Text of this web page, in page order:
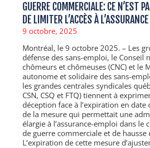
GUERRE COMMERCIALE: CE N’EST
DE LIMITER L’ACCÈS À
9 octobre, 2025
Montréal, le 9 octobre 2025. – Les
défense des sans-emploi, le Conseil
chômeurs et chômeuses (CNC) et le
autonome et solidaire des sans-
les grandes centrales syndicales
CSN, CSQ et FTQ) tiennent à
déception face à l’expiration en
de la mesure qui permettait une
élargie à l’assurance-emploi dans le
de guerre commerciale et de hausse
L’expiration de cette mesure